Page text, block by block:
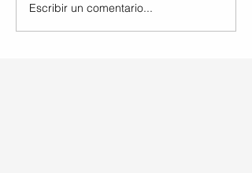
Escribir un comentario...